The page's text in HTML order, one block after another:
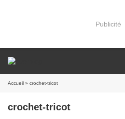
Publicité
Accueil » crochet-tricot
crochet-tricot